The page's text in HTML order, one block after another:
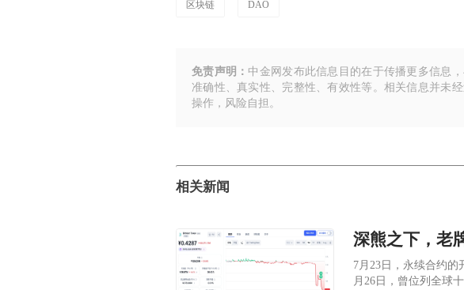
区块链 DAO
免责声明： 中金网发布此信息目的在于传播更多信息
准确性、真实性、完整性、有效性等。相关信息并未
操作，风险自担。
相关新闻
7月23日，永续合约
月26日，曾位列全球